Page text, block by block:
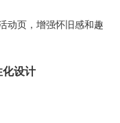
动页，增强怀旧感和趣
设计